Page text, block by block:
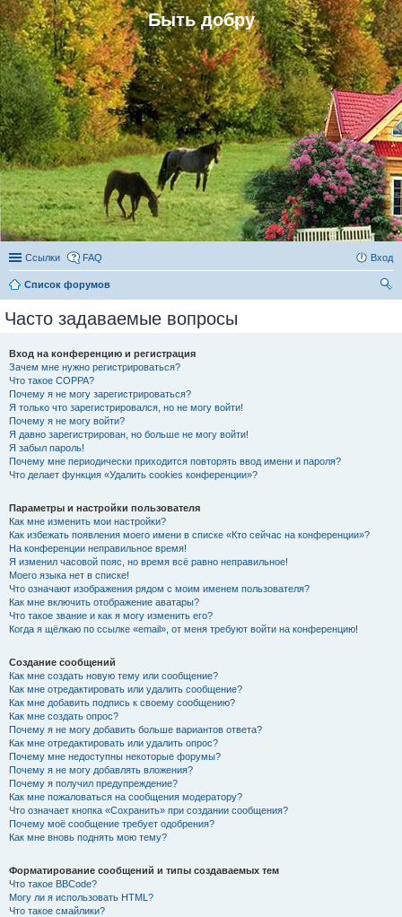
Быть добру
Ссылки FAQ Вход
Список форумов
Часто задаваемые вопросы
Вход на конференцию и регистрация
Зачем мне нужно регистрироваться?
Что такое COPPA?
Почему я не могу зарегистрироваться?
Я только что зарегистрировался, но не могу войти!
Почему я не могу войти?
Я давно зарегистрирован, но больше не могу войти!
Я забыл пароль!
Почему мне периодически приходится повторять ввод имени и пароля?
Что делает функция «Удалить cookies конференции»?
Параметры и настройки пользователя
Как мне изменить мои настройки?
Как избежать появления моего имени в списке «Кто сейчас на конференции»?
На конференции неправильное время!
Я изменил часовой пояс, но время всё равно неправильное!
Моего языка нет в списке!
Что означают изображения рядом с моим именем пользователя?
Как мне включить отображение аватары?
Что такое звание и как я могу изменить его?
Когда я щёлкаю по ссылке «email», от меня требуют войти на конференцию!
Создание сообщений
Как мне создать новую тему или сообщение?
Как мне отредактировать или удалить сообщение?
Как мне добавить подпись к своему сообщению?
Как мне создать опрос?
Почему я не могу добавить больше вариантов ответа?
Как мне отредактировать или удалить опрос?
Почему мне недоступны некоторые форумы?
Почему я не могу добавлять вложения?
Почему я получил предупреждение?
Как мне пожаловаться на сообщения модератору?
Что означает кнопка «Сохранить» при создании сообщения?
Почему моё сообщение требует одобрения?
Как мне вновь поднять мою тему?
Форматирование сообщений и типы создаваемых тем
Что такое BBCode?
Могу ли я использовать HTML?
Что такое смайлики?